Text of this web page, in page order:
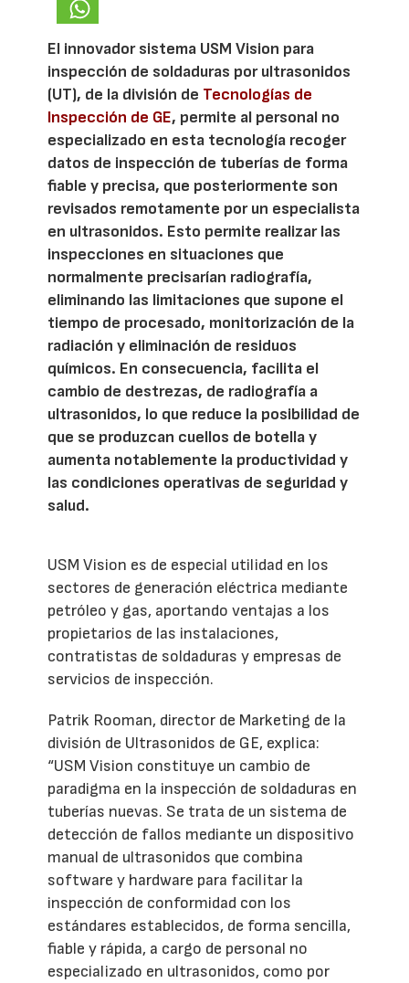
El innovador sistema USM Vision para
inspección de soldaduras por ultrasonidos
(UT), de la división de Tecnologías de
Inspección de GE, permite al personal no
especializado en esta tecnología recoger
datos de inspección de tuberías de forma
fiable y precisa, que posteriormente son
revisados remotamente por un especialista
en ultrasonidos. Esto permite realizar las
inspecciones en situaciones que
normalmente precisarían radiografía,
eliminando las limitaciones que supone el
tiempo de procesado, monitorización de la
radiación y eliminación de residuos
químicos. En consecuencia, facilita el
cambio de destrezas, de radiografía a
ultrasonidos, lo que reduce la posibilidad de
que se produzcan cuellos de botella y
aumenta notablemente la productividad y
las condiciones operativas de seguridad y
salud.
USM Vision es de especial utilidad en los
sectores de generación eléctrica mediante
petróleo y gas, aportando ventajas a los
propietarios de las instalaciones,
contratistas de soldaduras y empresas de
servicios de inspección.
Patrik Rooman, director de Marketing de la
división de Ultrasonidos de GE, explica:
“USM Vision constituye un cambio de
paradigma en la inspección de soldaduras en
tuberías nuevas. Se trata de un sistema de
detección de fallos mediante un dispositivo
manual de ultrasonidos que combina
software y hardware para facilitar la
inspección de conformidad con los
estándares establecidos, de forma sencilla,
fiable y rápida, a cargo de personal no
especializado en ultrasonidos, como por